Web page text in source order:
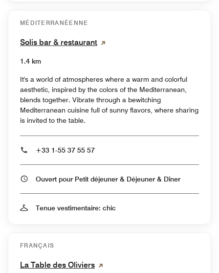
MÉDITERRANÉENNE
Solis bar & restaurant
1.4 km
It's a world of atmospheres where a warm and colorful
aesthetic, inspired by the colors of the Mediterranean,
blends together. Vibrate through a bewitching
Mediterranean cuisine full of sunny flavors, where sharing
is invited to the table.
+33 1-55 37 55 57
Ouvert pour Petit déjeuner & Déjeuner & Dîner
Tenue vestimentaire: chic
FRANÇAIS
La Table des Oliviers